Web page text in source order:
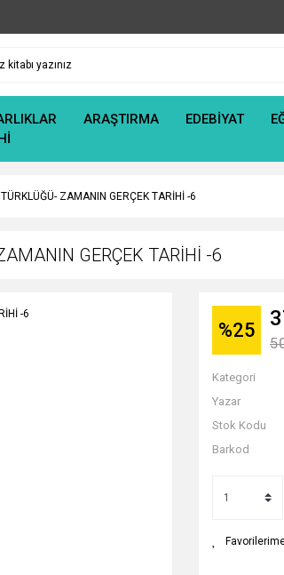
ARAŞTIRMA EDEBİYAT
ZAMANIN GERÇEK TARİHİ -6
GERÇEK TARİHİ -6
%25
Kategori
Yazar
Stok Kodu
Barkod